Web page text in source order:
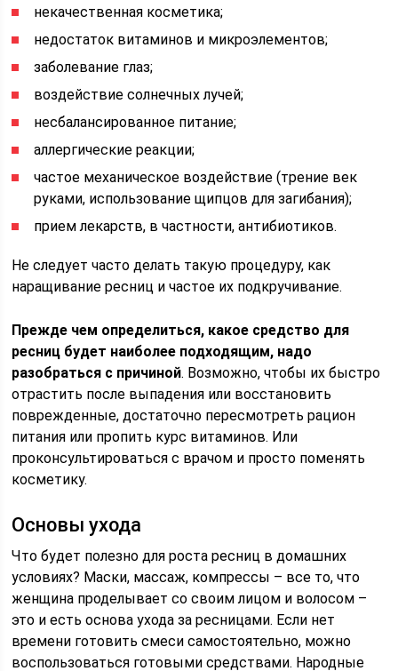
некачественная косметика;
недостаток витаминов и микроэлементов;
заболевание глаз;
воздействие солнечных лучей;
несбалансированное питание;
аллергические реакции;
частое механическое воздействие (трение век
руками, использование щипцов для загибания);
прием лекарств, в частности, антибиотиков.
Не следует часто делать такую процедуру, как
наращивание ресниц и частое их подкручивание.
Прежде чем определиться, какое средство для
ресниц будет наиболее подходящим, надо
разобраться с причиной. Возможно, чтобы их быстро
отрастить после выпадения или восстановить
поврежденные, достаточно пересмотреть рацион
питания или пропить курс витаминов. Или
проконсультироваться с врачом и просто поменять
косметику.
Основы ухода
Что будет полезно для роста ресниц в домашних
условиях? Маски, массаж, компрессы – все то, что
женщина проделывает со своим лицом и волосом –
это и есть основа ухода за ресницами. Если нет
времени готовить смеси самостоятельно, можно
воспользоваться готовыми средствами. Народные